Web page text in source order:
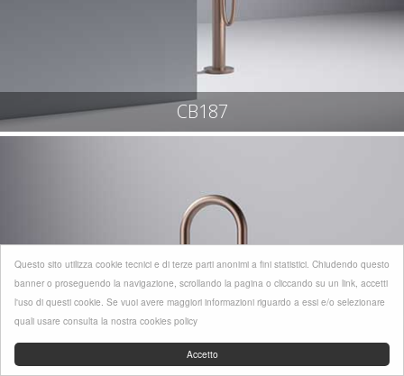
Accetto
Questo sito utilizza cookie tecnici e di terze parti anonimi a fini statistici. Chiudendo questo
banner o proseguendo la navigazione, scrollando la pagina o cliccando su un link, accetti
l'uso di questi cookie. Se vuoi avere maggiori informazioni riguardo a essi e/o selezionare
quali usare consulta la nostra cookies policy
CB187